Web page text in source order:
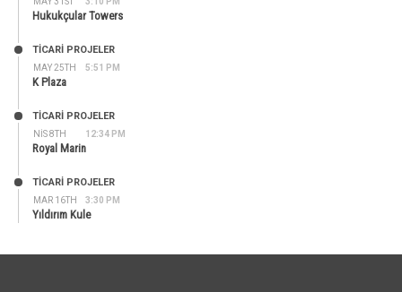
Hukukçular Towers
MAY 25TH 5:51 PM
TİCARİ PROJELER
K Plaza
NIS 8TH 12:34 PM
TİCARİ PROJELER
Royal Marin
MAR 16TH 3:30 PM
TİCARİ PROJELER
Yıldırım Kule